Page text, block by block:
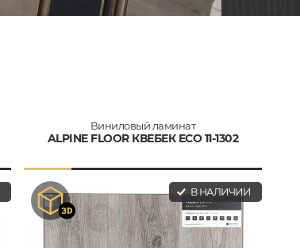
Виниловый ламинат
ALPINE FLOOR КВЕБЕК ECO 11-1302
В НАЛИЧИИ